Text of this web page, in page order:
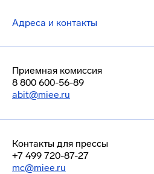
Адреса и контакты
Приемная комиссия
8 800 600-56-89
abit@miee.ru
Контакты для прессы
+7 499 720-87-27
mc@miee.ru